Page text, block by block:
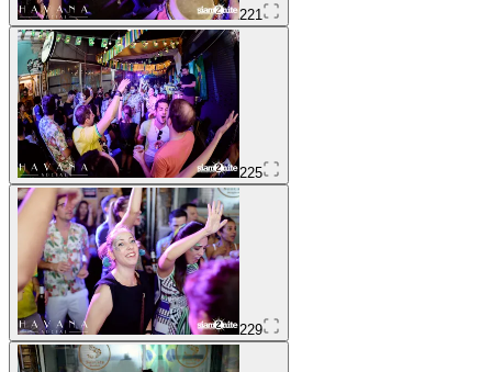
221
225
229